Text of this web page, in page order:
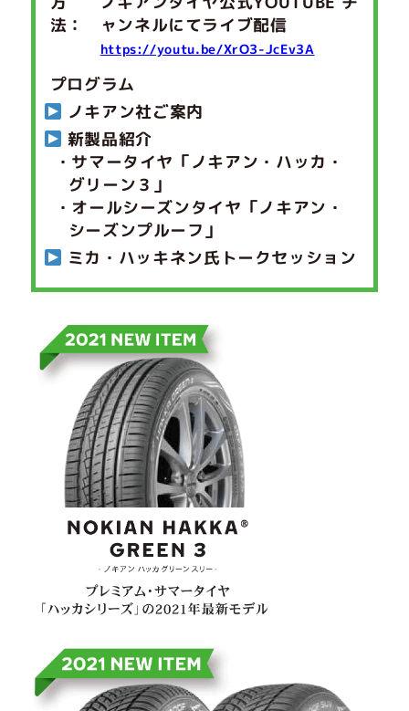
法：
ャンネルにてライブ配信
https://youtu.be/XrO3-JcEv3A
プログラム
ノキアン社ご案内
新製品紹介
・サマータイヤ「ノキアン・ハッカ・
グリーン３」
・オールシーズンタイヤ「ノキアン・
シーズンプルーフ」
ミカ・ハッキネン氏トークセッション